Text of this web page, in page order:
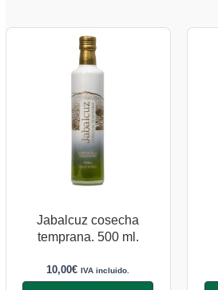
Jabalcuz cosecha
temprana. 500 ml.
10,00€ IVA incluido.